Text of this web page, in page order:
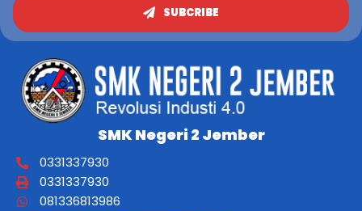
SUBCRIBE
SMK Negeri 2 Jember
0331337930
0331337930
081336813986